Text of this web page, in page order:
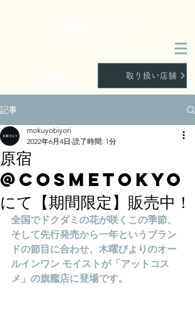
取り扱い店舗
記事
原宿
@cosmeTOKYO
にて【期間限定】販売中！
mokuyobiyori
2022年6月4日 読了時間: 1分
全国でドクダミの花が咲くこの季節、
そして先行発売から一年というブラン
ドの節目に合わせ、木曜びよりのオー
ルインワン モイストが「アットコス
メ」の旗艦店に登場です。